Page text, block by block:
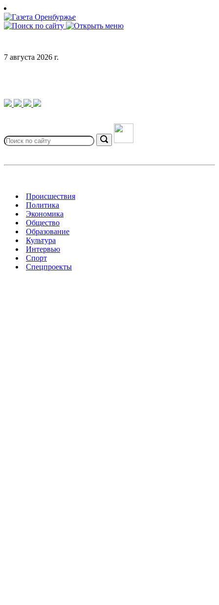
Skip
to
content
7 августа 2026 г.
for:
Search
Происшествия
Политика
Экономика
Общество
Образование
Культура
Интервью
Спорт
Спецпроекты